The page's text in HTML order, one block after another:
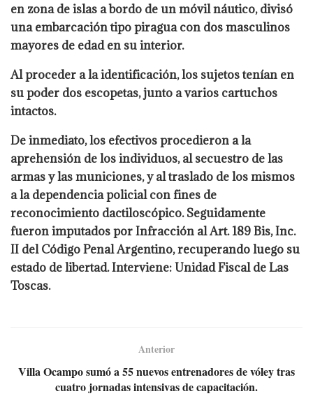
en zona de islas a bordo de un móvil náutico, divisó
una embarcación tipo piragua con dos masculinos
mayores de edad en su interior.
Al proceder a la identificación, los sujetos tenían en
su poder dos escopetas, junto a varios cartuchos
intactos.
De inmediato, los efectivos procedieron a la
aprehensión de los individuos, al secuestro de las
armas y las municiones, y al traslado de los mismos
a la dependencia policial con fines de
reconocimiento dactiloscópico. Seguidamente
fueron imputados por Infracción al Art. 189 Bis, Inc.
II del Código Penal Argentino, recuperando luego su
estado de libertad. Interviene: Unidad Fiscal de Las
Toscas.
Anterior
Villa Ocampo sumó a 55 nuevos entrenadores de vóley tras
cuatro jornadas intensivas de capacitación.